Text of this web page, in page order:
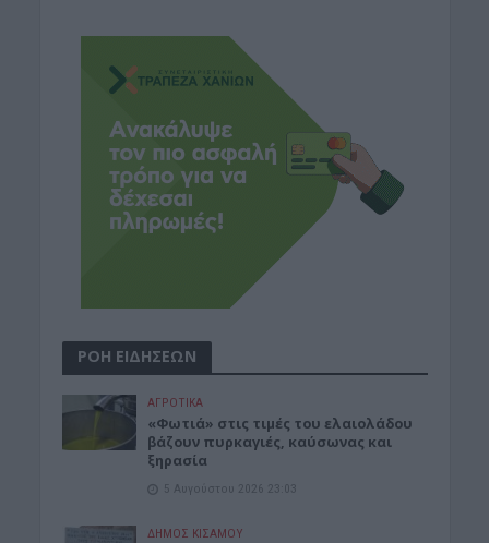
ΡΟΗ ΕΙΔΗΣΕΩΝ
ΑΓΡΟΤΙΚΑ
«Φωτιά» στις τιμές του ελαιολάδου
βάζουν πυρκαγιές, καύσωνας και
ξηρασία
5 Αυγούστου 2026 23:03
ΔΉΜΟΣ ΚΙΣΆΜΟΥ